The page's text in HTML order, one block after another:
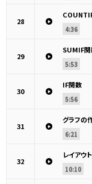
28
4:36
29
SUMIF
5:53
30
IF関数
5:56
31
グラフの
6:21
32
レイアウ
10:10